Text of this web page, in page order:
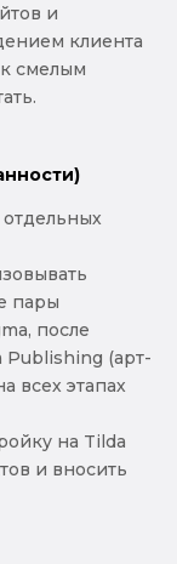
и
клиента
смелым
отдельных
пары
после
Publishing (арт-
всех этапах
на Tilda
и вносить